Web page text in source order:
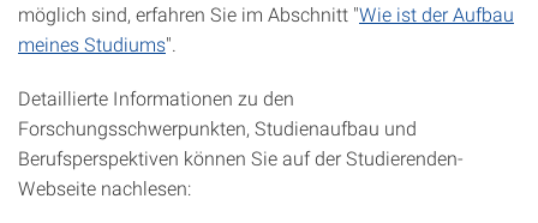
möglich sind, erfahren Sie im Abschnitt "Wie ist der Aufbau
meines Studiums".
Detaillierte Informationen zu den
Forschungsschwerpunkten, Studienaufbau und
Berufsperspektiven können Sie auf der Studierenden-
Webseite nachlesen: